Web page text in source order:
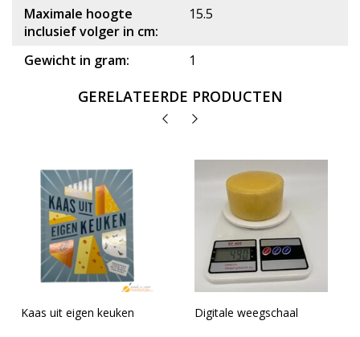
Maximale hoogte
inclusief volger in cm:
15.5
Gewicht in gram: 1
GERELATEERDE PRODUCTEN
Kaas uit eigen keuken Digitale weegschaal